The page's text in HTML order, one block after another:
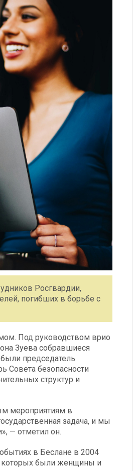
Росгвардии,
погибших в борьбе с
Под руководством врио
Зуева собравшиеся
председатель
Совета безопасности
структур и
мероприятиям в
задача, и мы
— отметил он.
в Беслане в 2004
которых были женщины и